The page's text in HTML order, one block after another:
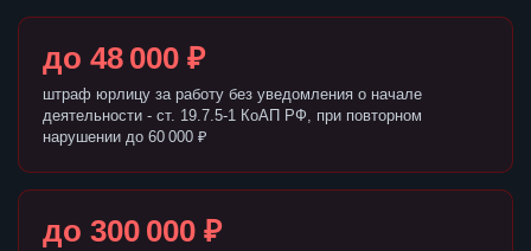
до 48 000 ₽
штраф юрлицу за работу без уведомления о начале
деятельности - ст. 19.7.5-1 КоАП РФ, при повторном
нарушении до 60 000 ₽
до 300 000 ₽